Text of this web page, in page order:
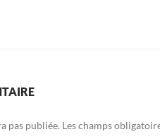
pas publiée. Les champs